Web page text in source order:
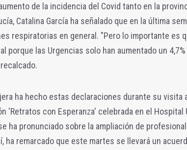
de la incidencia del Covid tanto en la
Catalina García ha señalado que en la última
respiratorias en general. "Pero lo importante es
porque las Urgencias solo han aumentado un
ha hecho estas declaraciones durante su visita
'Retratos con Esperanza' celebrada en el Hospital
ha pronunciado sobre la ampliación de
ha remarcado que este martes se llevará un